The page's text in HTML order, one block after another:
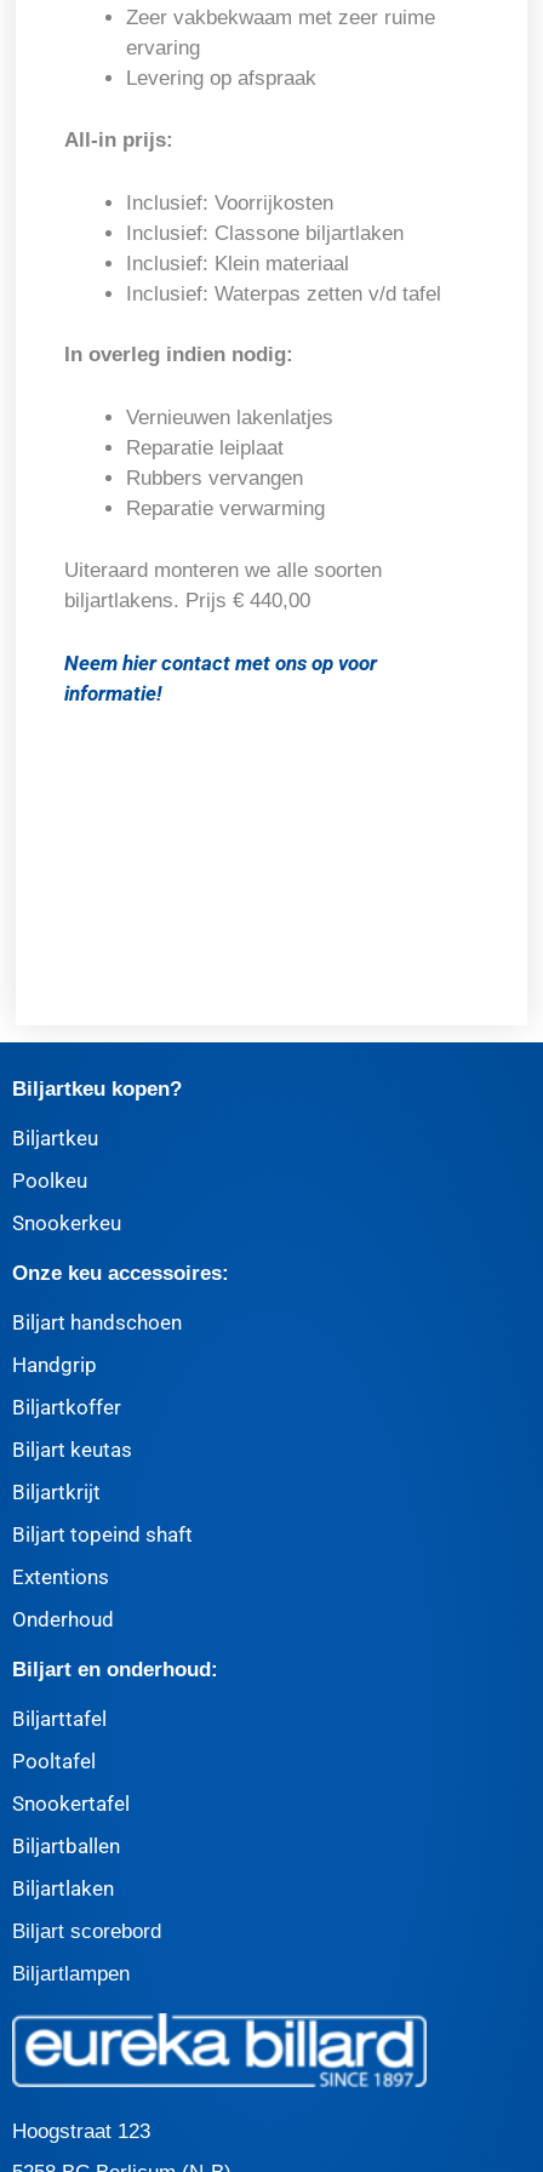
Zeer vakbekwaam met zeer ruime
ervaring
Levering op afspraak
All-in prijs:
Inclusief: Voorrijkosten
Inclusief: Classone biljartlaken
Inclusief: Klein materiaal
Inclusief: Waterpas zetten v/d tafel
In overleg indien nodig:
Vernieuwen lakenlatjes
Reparatie leiplaat
Rubbers vervangen
Reparatie verwarming
Uiteraard monteren we alle soorten
biljartlakens. Prijs € 440,00
Neem hier contact met ons op voor
informatie!
Biljartkeu kopen?
Biljartkeu
Poolkeu
Snookerkeu
Onze keu accessoires:
Biljart handschoen
Handgrip
Biljartkoffer
Biljart keutas
Biljartkrijt
Biljart topeind shaft
Extentions
Onderhoud
Biljart en onderhoud:
Biljarttafel
Pooltafel
Snookertafel
Biljartballen
Biljartlaken
Biljart scorebord
Biljartlampen
Hoogstraat 123